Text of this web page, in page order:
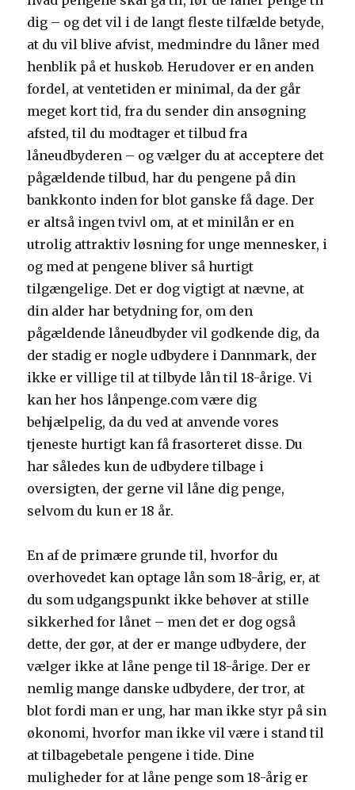
dig – og det vil i de langt fleste tilfælde betyde,
at du vil blive afvist, medmindre du låner med
henblik på et huskøb. Herudover er en anden
fordel, at ventetiden er minimal, da der går
meget kort tid, fra du sender din ansøgning
afsted, til du modtager et tilbud fra
låneudbyderen – og vælger du at acceptere det
pågældende tilbud, har du pengene på din
bankkonto inden for blot ganske få dage. Der
er altså ingen tvivl om, at et minilån er en
utrolig attraktiv løsning for unge mennesker, i
og med at pengene bliver så hurtigt
tilgængelige. Det er dog vigtigt at nævne, at
din alder har betydning for, om den
pågældende låneudbyder vil godkende dig, da
der stadig er nogle udbydere i Dannmark, der
ikke er villige til at tilbyde lån til 18-årige. Vi
kan her hos lånpenge.com være dig
behjælpelig, da du ved at anvende vores
tjeneste hurtigt kan få frasorteret disse. Du
har således kun de udbydere tilbage i
oversigten, der gerne vil låne dig penge,
selvom du kun er 18 år.
En af de primære grunde til, hvorfor du
overhovedet kan optage lån som 18-årig, er, at
du som udgangspunkt ikke behøver at stille
sikkerhed for lånet – men det er dog også
dette, der gør, at der er mange udbydere, der
vælger ikke at låne penge til 18-årige. Der er
nemlig mange danske udbydere, der tror, at
blot fordi man er ung, har man ikke styr på sin
økonomi, hvorfor man ikke vil være i stand til
at tilbagebetale pengene i tide. Dine
muligheder for at låne penge som 18-årig er